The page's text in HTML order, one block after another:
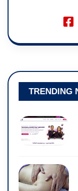
TRENDING